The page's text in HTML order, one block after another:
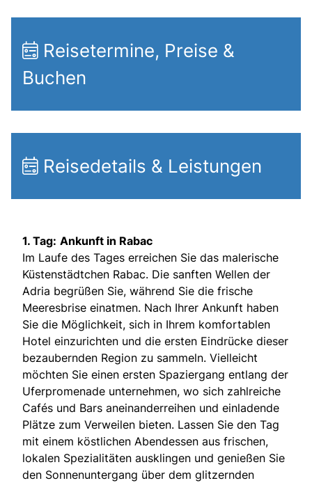
Reisetermine, Preise &
Buchen
Reisedetails & Leistungen
1. Tag: Ankunft in Rabac
Im Laufe des Tages erreichen Sie das malerische
Küstenstädtchen Rabac. Die sanften Wellen der
Adria begrüßen Sie, während Sie die frische
Meeresbrise einatmen. Nach Ihrer Ankunft haben
Sie die Möglichkeit, sich in Ihrem komfortablen
Hotel einzurichten und die ersten Eindrücke dieser
bezaubernden Region zu sammeln. Vielleicht
möchten Sie einen ersten Spaziergang entlang der
Uferpromenade unternehmen, wo sich zahlreiche
Cafés und Bars aneinanderreihen und einladende
Plätze zum Verweilen bieten. Lassen Sie den Tag
mit einem köstlichen Abendessen aus frischen,
lokalen Spezialitäten ausklingen und genießen Sie
den Sonnenuntergang über dem glitzernden